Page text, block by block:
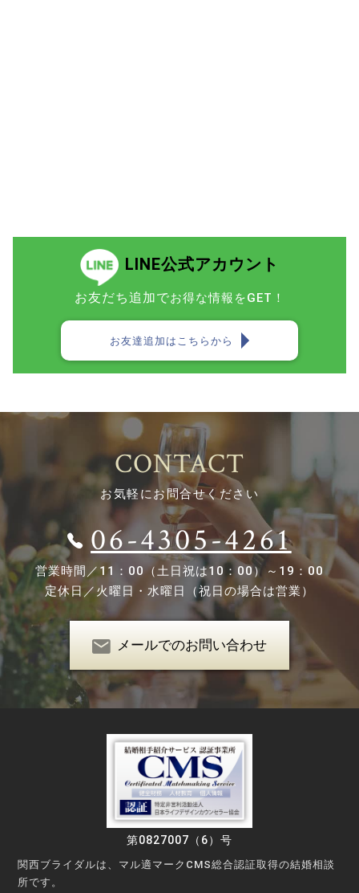
LINE公式アカウント
お友だち追加でお得な情報をGET！
お友達追加はこちらから
CONTACT
お気軽にお問合せください
06-4305-4261
営業時間／ 11：00（土日祝は10：00）～19：00
定休日／火曜日・水曜日（祝日の場合は営業）
メールでのお問い合わせ
第0827007（6）号
関西ブライダルは、マル適マークCMS総合認証取得の結婚相談
所です。